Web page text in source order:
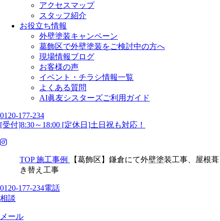
アクセスマップ
スタッフ紹介
お役立ち情報
外壁塗装キャンペーン
葛飾区で外壁塗装をご検討中の方へ
現場情報ブログ
お客様の声
イベント・チラシ情報一覧
よくある質問
AI眞友シスターズご利用ガイド
0120-177-234
[受付]8:30～18:00 [定休日]土日祝も対応！
TOP 施工事例
【葛飾区】鎌倉にて外壁塗装工事、屋根葺
き替え工事
0120-177-234電話
相談
メール